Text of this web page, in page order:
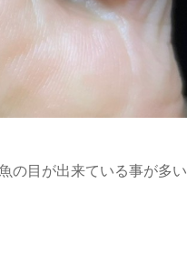
の目が出来ている事が多い